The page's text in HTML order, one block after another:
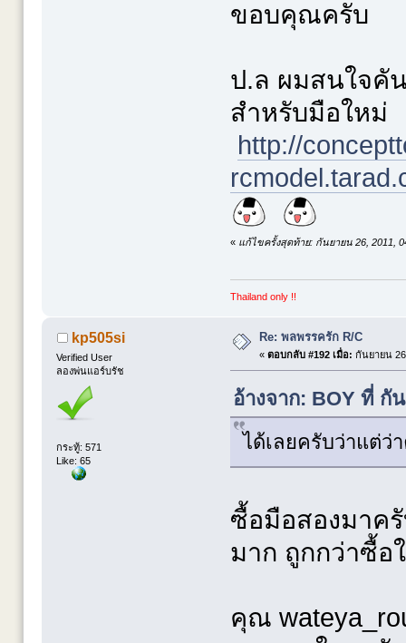
ขอบคุณครับ
ป.ล ผมสนใจคั
สำหรับมือใหม่
http://
« แก้ไขครั้งสุดท้าย: กันยายน 26, 2011,
Thailand only !!
kp505si
Verified User
ลองพ่นแอร์บรัช
กระทู้: 571
Like: 65
Re: พลพรรครัก R/C
« ตอบกลับ #192 เมื่อ: กันยายน
อ้างจาก: BOY ที่ กั
ได้เลยครับว่าแต่ว่
ซื้อมือสองมาค
มาก ถูกกว่าซื้อ
คุณ